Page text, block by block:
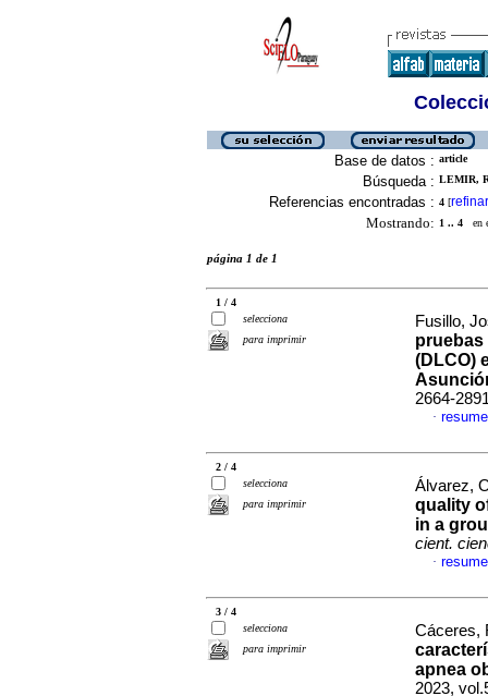
Base de datos : article
Búsqueda : LEMIR,
Referencias encontradas : 4 [refinar
Mostrando: 1 .. 4 en
página 1 de 1
1 / 4
selecciona
para imprimir
Fusillo,
pruebas
(DLCO)
2664-
·
2 / 4
selecciona
para imprimir
Álvarez,
quality
in a
cient.
·
3 / 4
selecciona
para imprimir
Cáceres,
apnea
2023,